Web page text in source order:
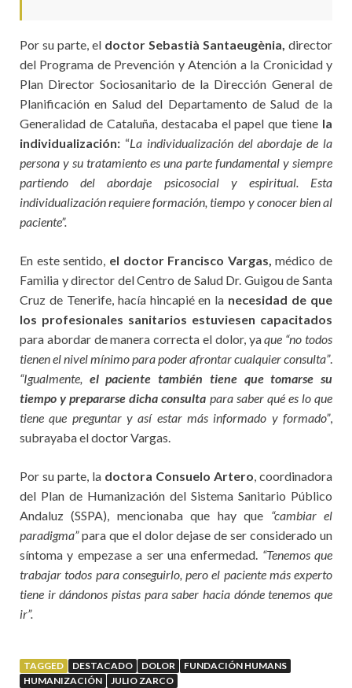
Por su parte, el doctor Sebastià Santaeugènia, director
del Programa de Prevención y Atención a la Cronicidad y
Plan Director Sociosanitario de la Dirección General de
Planificación en Salud del Departamento de Salud de la
Generalidad de Cataluña, destacaba el papel que tiene la
individualización: “La individualización del abordaje de la
persona y su tratamiento es una parte fundamental y siempre
partiendo del abordaje psicosocial y espiritual. Esta
individualización requiere formación, tiempo y conocer bien al
paciente”.
En este sentido, el doctor Francisco Vargas,médico de
Familia y director del Centro de Salud Dr. Guigou de Santa
Cruz de Tenerife, hacía hincapié en la necesidad de que
los profesionales sanitarios estuviesen capacitados
para abordar de manera correcta el dolor, yaque “no todos
tienen el nivel mínimo para poder afrontar cualquier consulta”.
“Igualmente, el paciente también tiene que tomarse su
tiempo y prepararse dicha consulta para saber qué es lo que
tiene que preguntar y así estar más informado y formado”,
subrayaba el doctor Vargas.
Por su parte, la doctora Consuelo Artero, coordinadora
del Plan de Humanización del Sistema Sanitario Público
Andaluz (SSPA), mencionaba que hay que “cambiar el
paradigma”para que el dolor dejase de ser considerado un
síntoma y empezase a ser una enfermedad. “Tenemos que
trabajar todos para conseguirlo, pero el paciente más experto
tiene ir dándonos pistas para saber hacia dónde tenemos que
ir”.
TAGGED DESTACADO DOLOR
FUNDACIÓN HUMANS
HUMANIZACIÓN
JULIO ZARCO